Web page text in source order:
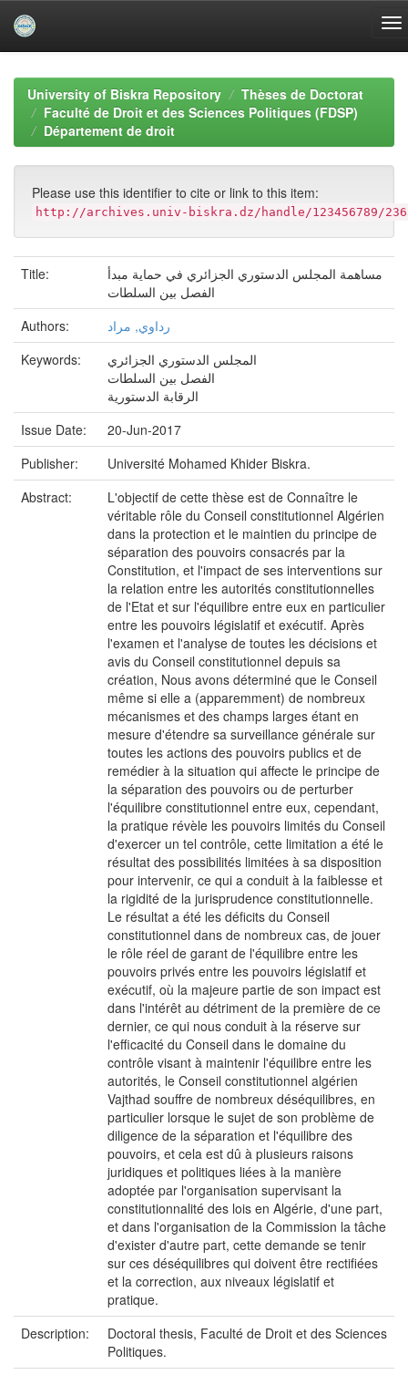
navigationUniversity of Biskra Repository
Thèses de Doctorat
Faculté de Droit et des Sciences Politiques (FDSP)
Département de droit
Please use this identifier to cite or link to this item:
http://archives.univ-biskra.dz/handle/123456789/
Title:
مساهمة المجلس الدستوري الجزائري في حماية مبدأ
الفصل بين السلطات
Authors:
رداوي, مراد
Keywords:
المجلس الدستوري الجزائري
الفصل بين السلطات
الرقابة الدستورية
Issue Date:
20-Jun-2017
Publisher:
Université Mohamed Khider Biskra.
Abstract:
L'objectif de cette thèse est de Connaître le
véritable rôle du Conseil constitutionnel Algérien
dans la protection et le maintien du principe de
séparation des pouvoirs consacrés par la
Constitution, et l'impact de ses interventions sur
la relation entre les autorités constitutionnelles
de l'Etat et sur l'équilibre entre eux en particulier
entre les pouvoirs législatif et exécutif. Après
l'examen et l'analyse de toutes les décisions et
avis du Conseil constitutionnel depuis sa
création, Nous avons déterminé que le Conseil
même si elle a (apparemment) de nombreux
mécanismes et des champs larges étant en
mesure d'étendre sa surveillance générale sur
toutes les actions des pouvoirs publics et de
remédier à la situation qui affecte le principe de
la séparation des pouvoirs ou de perturber
l'équilibre constitutionnel entre eux, cependant,
la pratique révèle les pouvoirs limités du Conseil
d'exercer un tel contrôle, cette limitation a été le
résultat des possibilités limitées à sa disposition
pour intervenir, ce qui a conduit à la faiblesse et
la rigidité de la jurisprudence constitutionnelle.
Le résultat a été les déficits du Conseil
constitutionnel dans de nombreux cas, de jouer
le rôle réel de garant de l'équilibre entre les
pouvoirs privés entre les pouvoirs législatif et
exécutif, où la majeure partie de son impact est
dans l'intérêt au détriment de la première de ce
dernier, ce qui nous conduit à la réserve sur
l'efficacité du Conseil dans le domaine du
contrôle visant à maintenir l'équilibre entre les
autorités, le Conseil constitutionnel algérien
Vajthad souffre de nombreux déséquilibres, en
particulier lorsque le sujet de son problème de
diligence de la séparation et l'équilibre des
pouvoirs, et cela est dû à plusieurs raisons
juridiques et politiques liées à la manière
adoptée par l'organisation supervisant la
constitutionnalité des lois en Algérie, d'une part,
et dans l'organisation de la Commission la tâche
d'exister d'autre part, cette demande se tenir
sur ces déséquilibres qui doivent être rectifiées
et la correction, aux niveaux législatif et
pratique.
Description:
Doctoral thesis, Faculté de Droit et des Sciences
Politiques.